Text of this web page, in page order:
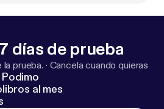
días de prueba
prueba. · Cancela cuando quieras
al mes